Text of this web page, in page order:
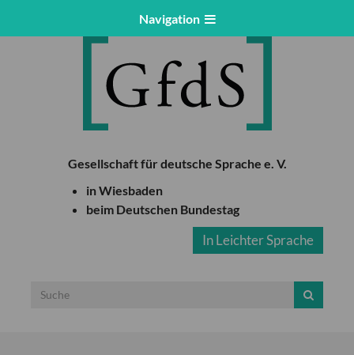
Navigation
Gesellschaft für deutsche Sprache e. V.
in Wiesbaden
beim Deutschen Bundestag
In Leichter Sprache